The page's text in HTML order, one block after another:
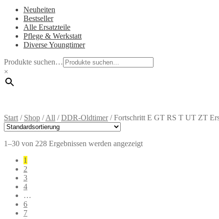
Neuheiten
Bestseller
Alle Ersatzteile
Pflege & Werkstatt
Diverse Youngtimer
Produkte suchen…
×
Start / Shop /All /DDR-Oldtimer/Fortschritt E GT RS T UT ZT
1–30 von 228 Ergebnissen werden angezeigt
1
2
3
4
…
6
7